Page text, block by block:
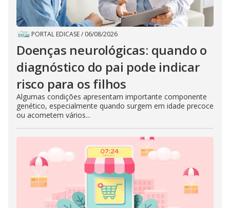
PORTAL EDICASE/ 06/08/2026
Doenças neurológicas: quando o
diagnóstico do pai pode indicar
risco para os filhos
Algumas condições apresentam importante componente
genético, especialmente quando surgem em idade precoce
ou acometem vários...